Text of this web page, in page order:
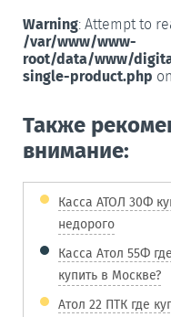
Warning: Attempt to
/var/www/www-
root/data/www/
single-product.php
Также
внимание:
Касса АТОЛ 30Ф
недорого
Касса Атол 55Ф где
купить в Москве?
Атол 22 ПТК где